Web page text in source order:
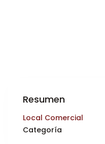
Resumen
Local Comercial
Categoría